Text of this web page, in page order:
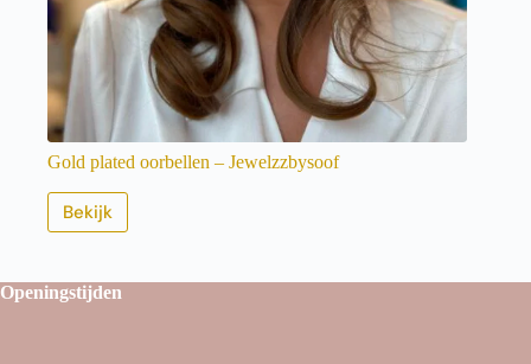
Gold plated oorbellen – Jewelzzbysoof
Bekijk
Openingstijden